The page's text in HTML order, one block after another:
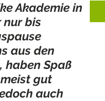
Akademie in
nur bis
aus den
haben Spaß
gut
auch